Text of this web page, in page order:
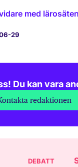
med
29
Du kan vara
redaktionen
DEBATT